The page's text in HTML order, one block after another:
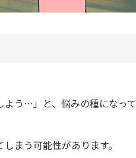
よう…」と、悩みの種になって
まう可能性があります。